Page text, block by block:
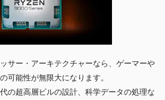
サー・アーキテクチャーなら、ゲーマーや
可能性が無限大になります。
の超高層ビルの設計、科学データの処理な